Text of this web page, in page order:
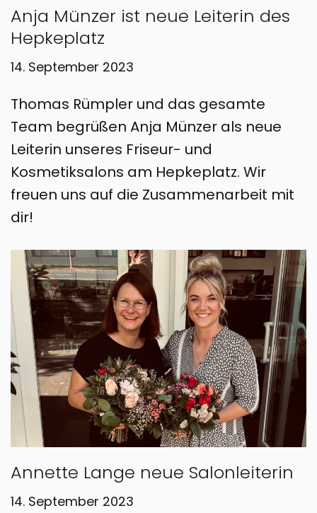
Anja Münzer ist neue Leiterin des
Hepkeplatz
14. September 2023
Thomas Rümpler und das gesamte
Team begrüßen Anja Münzer als neue
Leiterin unseres Friseur- und
Kosmetiksalons am Hepkeplatz. Wir
freuen uns auf die Zusammenarbeit mit
dir!
Annette Lange neue Salonleiterin
14. September 2023